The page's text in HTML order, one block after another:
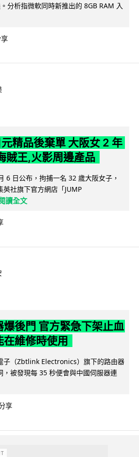
分析指微軟同時新推出的 8GB RAM 入
精品後棄單 大阪女 2 年
賊王,火影周邊產品
6 日公布，拘捕一名 32 歲大阪女子，
社旗下官方網店「JUMP
閱讀全文
爆後門 官方緊急下架止血
維修時使用
子（Zbtlink Electronics）旗下的路由器
，被發現每 35 秒便會與中國伺服器連
享